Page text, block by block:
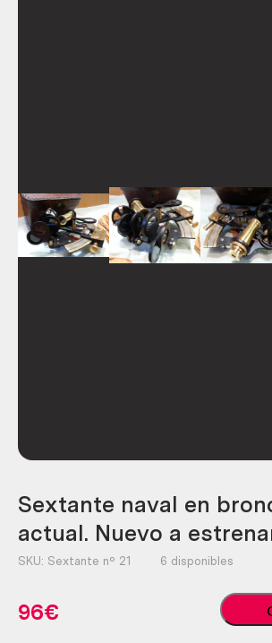
Sextante naval en
actual. Nuevo a
SKU: Sextante nº 21 6 disponibles
96€
Sextante
naval